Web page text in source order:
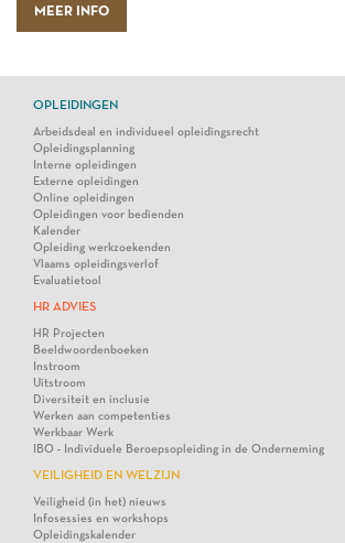
MEER INFO
OPLEIDINGEN
Arbeidsdeal en individueel opleidingsrecht
Opleidingsplanning
Interne opleidingen
Externe opleidingen
Online opleidingen
Opleidingen voor bedienden
Kalender
Opleiding werkzoekenden
Vlaams opleidingsverlof
Evaluatietool
HR ADVIES
HR Projecten
Beeldwoordenboeken
Instroom
Uitstroom
Diversiteit en inclusie
Werken aan competenties
Werkbaar Werk
IBO - Individuele Beroepsopleiding in de Onderneming
VEILIGHEID EN WELZIJN
Veiligheid (in het) nieuws
Infosessies en workshops
Opleidingskalender